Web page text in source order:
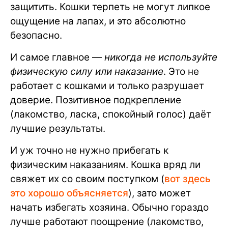
защитить. Кошки терпеть не могут липкое
ощущение на лапах, и это абсолютно
безопасно.
И самое главное — никогда не используйте
физическую силу или наказание. Это не
работает с кошками и только разрушает
доверие. Позитивное подкрепление
(лакомство, ласка, спокойный голос) даёт
лучшие результаты.
И уж точно не нужно прибегать к
физическим наказаниям. Кошка вряд ли
свяжет их со своим поступком (вот здесь
это хорошо объясняется), зато может
начать избегать хозяина. Обычно гораздо
лучше работают поощрение (лакомство,